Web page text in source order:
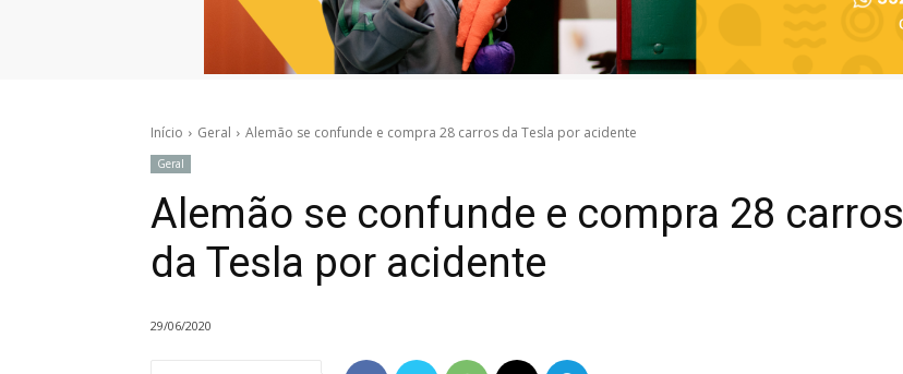
Início Geral Alemão se confunde e compra 28 carros da Tesla por acidente
Geral
Alemão se confunde e compra 28 carros
da Tesla por acidente
29/06/2020